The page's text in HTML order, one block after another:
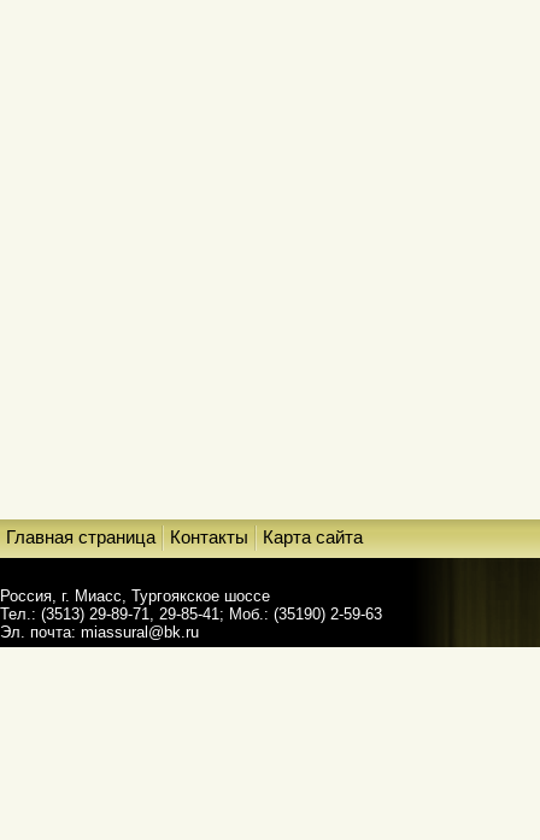
Главная страница Контакты Карта сайта
Россия, г. Миасс, Тургоякское шоссе
Тел.: (3513) 29-89-71, 29-85-41; Моб.: (35190) 2-59-63
Эл. почта: miassural@bk.ru